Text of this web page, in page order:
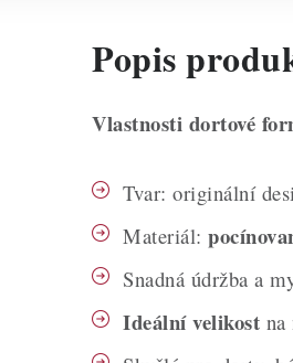
Popis
Vlastnosti dortové
Tvar: originální
Materiál:
Snadná údržba a
Ideální velikost na